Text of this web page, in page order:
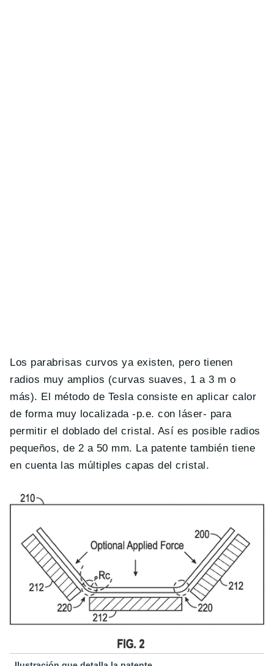
Los parabrisas curvos ya existen, pero tienen
radios muy amplios (curvas suaves, 1 a 3 m o
más). El método de Tesla consiste en aplicar calor
de forma muy localizada -p.e. con láser- para
permitir el doblado del cristal. Así es posible radios
pequeños, de 2 a 50 mm. La patente también tiene
en cuenta las múltiples capas del cristal.